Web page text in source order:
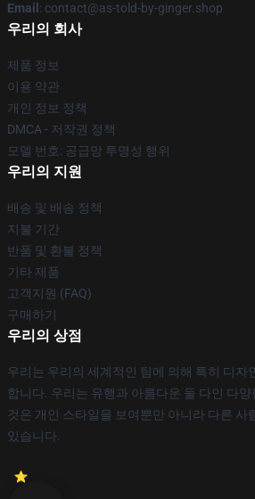
Email : contact@as-told-by-ginger.shop
우리의 회사
제품 정보
이용 약관
개인 정보 정책
DMCA - 저작권 정책
모델 번호: 공급망 투명성 행위
우리의 지원
배송 및 배송 정책
지불 기간
반품 및 환불 정책
기타 제품
고객지원 (FAQ)
구매하기
우리의 상점
우리는 우리의 세계적인 팀에 의해 특히 디자
합니다. 우리는 유행과 아름다운 둘 다인 다양
것은 개인 스타일을 보여뿐만 아니라 다른 사
있습니다.